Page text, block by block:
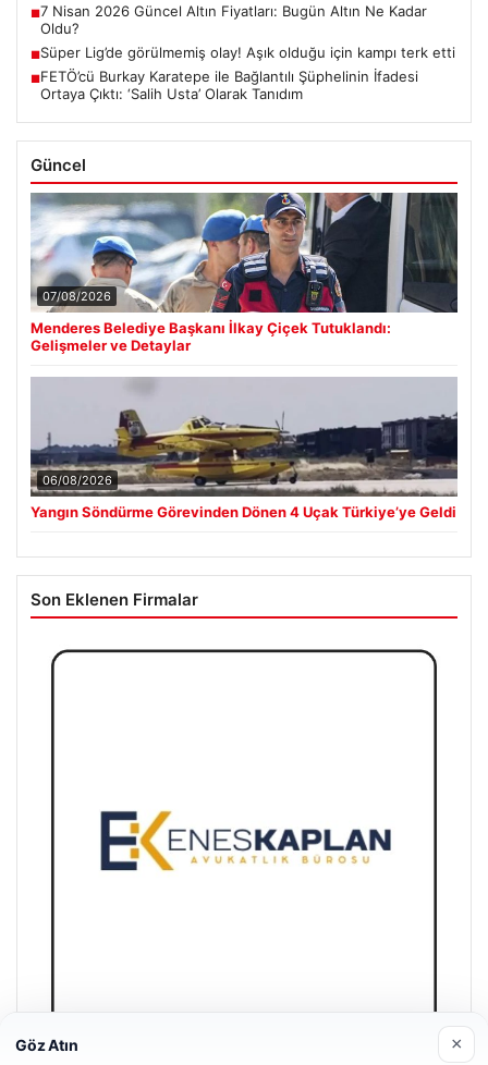
■7 Nisan 2026 Güncel Altın Fiyatları: Bugün Altın Ne Kadar
Oldu?
■Süper Lig’de görülmemiş olay! Aşık olduğu için kampı terk etti
■FETÖ’cü Burkay Karatepe ile Bağlantılı Şüphelinin İfadesi
Ortaya Çıktı: ‘Salih Usta’ Olarak Tanıdım
Güncel
07/08/2026
Menderes Belediye Başkanı İlkay Çiçek Tutuklandı:
Gelişmeler ve Detaylar
06/08/2026
Yangın Söndürme Görevinden Dönen 4 Uçak Türkiye’ye Geldi
Son Eklenen Firmalar
Göz Atın ×